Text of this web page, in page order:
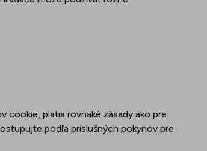
cookie, platia rovnaké zásady ako pre
podľa príslušných pokynov pre